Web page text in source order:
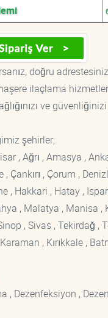
doğru
ilaçlama
ve
şehirler;
, Ağrı , Amasya ,
Çankırı , Çorum ,
, Hakkari , Hatay ,
, Malatya , Manisa
, Sivas , Tekirdağ
, Kırıkkale ,
, Dezenfeksiyon ,